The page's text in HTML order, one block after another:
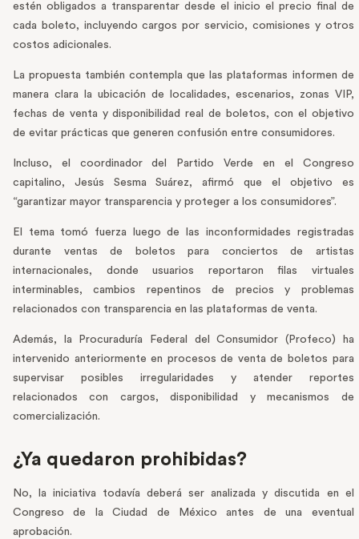
estén obligados a transparentar desde el inicio el precio final de
cada boleto, incluyendo cargos por servicio, comisiones y otros
costos adicionales.
La propuesta también contempla que las plataformas informen de
manera clara la ubicación de localidades, escenarios, zonas VIP,
fechas de venta y disponibilidad real de boletos, con el objetivo
de evitar prácticas que generen confusión entre consumidores.
Incluso, el coordinador del Partido Verde en el Congreso
capitalino, Jesús Sesma Suárez, afirmó que el objetivo es
“garantizar mayor transparencia y proteger a los consumidores”.
El tema tomó fuerza luego de las inconformidades registradas
durante ventas de boletos para conciertos de artistas
internacionales, donde usuarios reportaron filas virtuales
interminables, cambios repentinos de precios y problemas
relacionados con transparencia en las plataformas de venta.
Además, la Procuraduría Federal del Consumidor (Profeco) ha
intervenido anteriormente en procesos de venta de boletos para
supervisar posibles irregularidades y atender reportes
relacionados con cargos, disponibilidad y mecanismos de
comercialización.
¿Ya quedaron prohibidas?
No, la iniciativa todavía deberá ser analizada y discutida en el
Congreso de la Ciudad de México antes de una eventual
aprobación.